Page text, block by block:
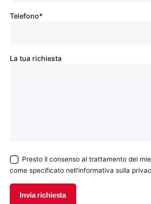
Telefono*
La tua richiesta
Presto il consenso al trattamento dei
come specificato nell'informativa sulla